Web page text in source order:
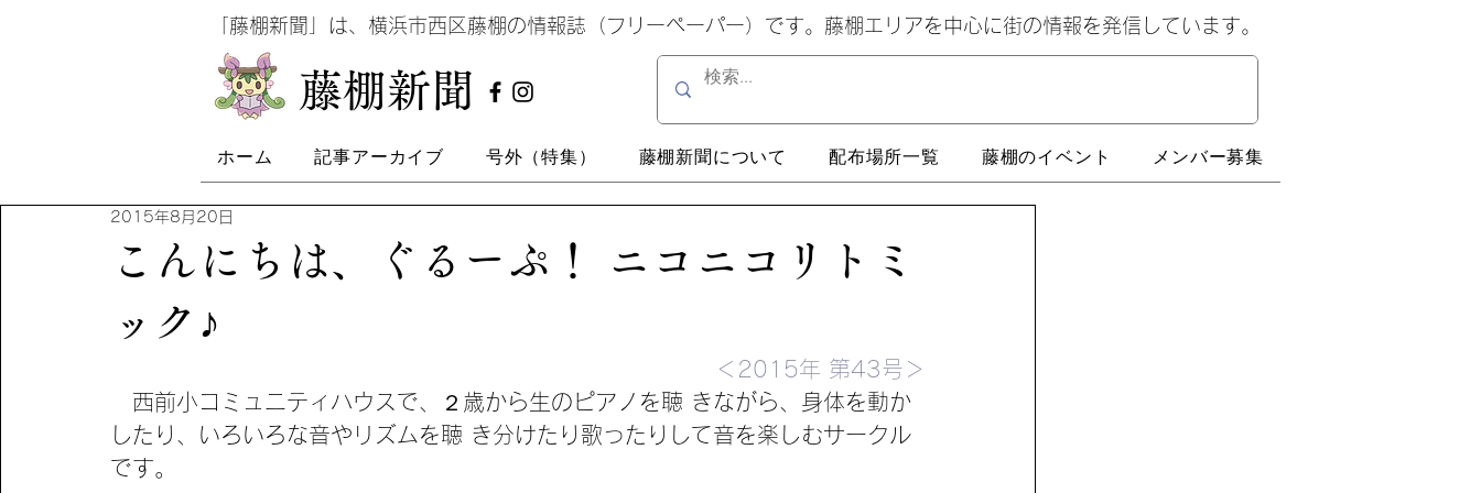
「藤棚新聞」は、横浜市西区藤棚の情報誌（フリーペーパー）です。藤棚エリアを中心に街の情報を発信しています。
​藤棚新聞
ホーム 記事アーカイブ 号外（特集） 藤棚新聞について 配布場所一覧 藤棚のイベント メンバー募集
こんにちは、ぐるーぷ！ ニコニコリトミ
ック♪
2015年8月20日
＜2015年 第43号＞
西前小コミュニティハウスで、２歳から生のピアノを聴 きながら、身体を動か
したり、いろいろな音やリズムを聴 き分けたり歌ったりして音を楽しむサークル
です。